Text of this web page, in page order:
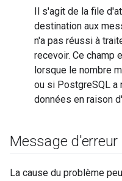
Il s'agit de la file
destination aux
n'a pas réussi à
recevoir. Ce champ
lorsque le nombre
ou si PostgreSQL
données en raison
Message d'erreur
La cause du problème